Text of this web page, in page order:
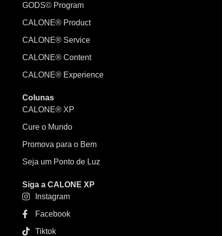
GODS© Program
CALONE® Product
CALONE® Service
CALONE® Content
CALONE® Experience
Colunas
CALONE® XP
Cure o Mundo
Promova para o Bem
Seja um Ponto de Luz
Siga a CALONE XP
Instagram
Facebook
Tiktok